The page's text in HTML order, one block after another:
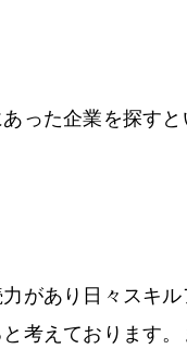
った企業を探すと
があり日々スキ
考えております